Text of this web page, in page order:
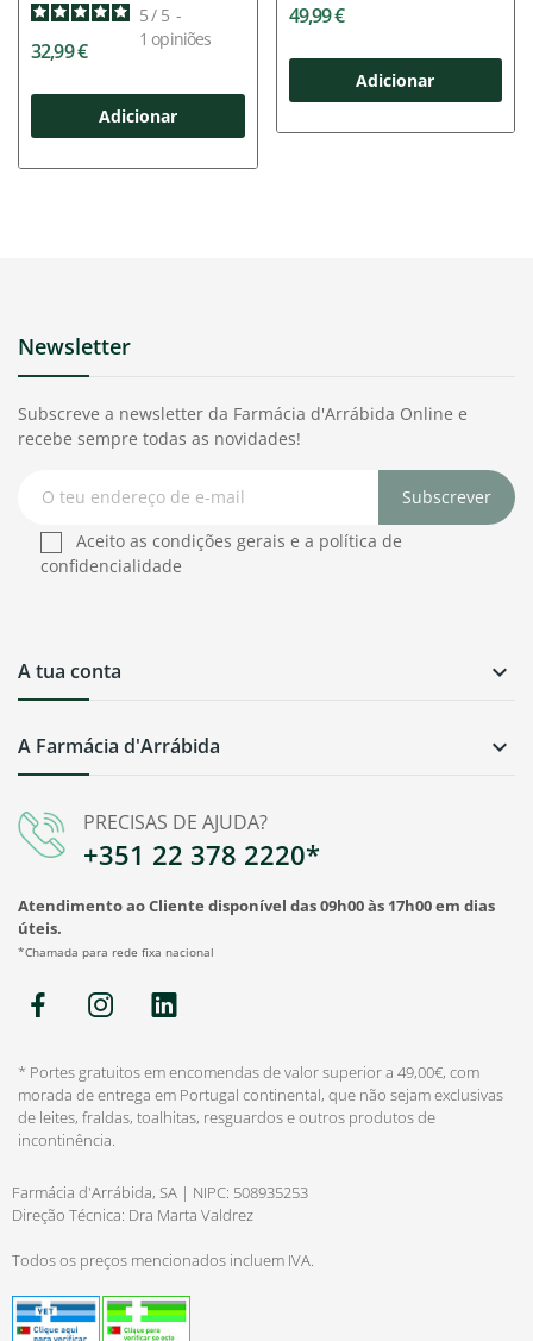
5/ 5 -
1 opiniões
32,99 €
Adicionar
49,99 €
Adicionar
PRECISAS DE AJUDA?
+351 22 378 2220*
Atendimento ao Cliente disponível das 09h00 às 17h00 em dias
úteis.
*Chamada para rede fixa nacional
A Farmácia d'Arrábida 
A tua conta 
Newsletter
Subscreve a newsletter da Farmácia d'Arrábida Online e
recebe sempre todas as novidades!
Subscrever
Aceito as condições gerais e a política de
confidencialidade
* Portes gratuitos em encomendas de valor superior a 49,00€, com
morada de entrega em Portugal continental, que não sejam exclusivas
de leites, fraldas, toalhitas, resguardos e outros produtos de
incontinência.
Farmácia d'Arrábida, SA | NIPC: 508935253
Direção Técnica: Dra Marta Valdrez
Todos os preços mencionados incluem IVA.